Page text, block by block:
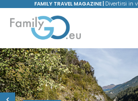
FAMILY TRAVEL MAGAZINE | Divertirsi in